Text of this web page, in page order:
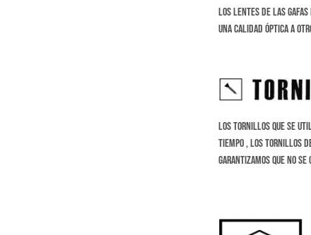
Los lentes de las gafas
una calidad óptica a
Los tornillos que se
tiempo , los tornillos
Garantizamos que no